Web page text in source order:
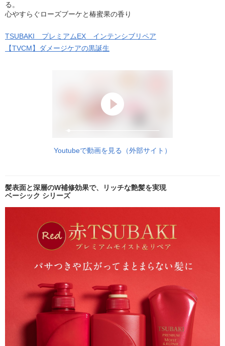
る。
心やすらぐローズブーケと椿蜜果の香り
TSUBAKI プレミアムEX インテンシブリペア
【TVCM】ダメージケアの黒誕生
Youtubeで動画を見る（外部サイト）
髪表面と深層のW補修効果で、リッチな艶髪を実現
ベーシック シリーズ